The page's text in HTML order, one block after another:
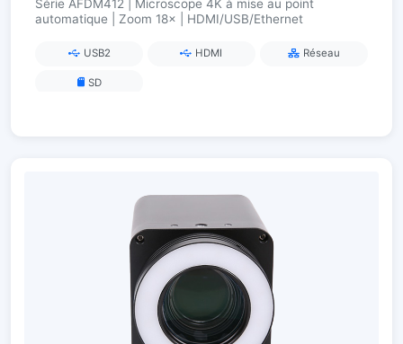
Série AFDM412 | Microscope 4K à mise au point
automatique | Zoom 18× | HDMI/USB/Ethernet
USB2 HDMI Réseau
SD